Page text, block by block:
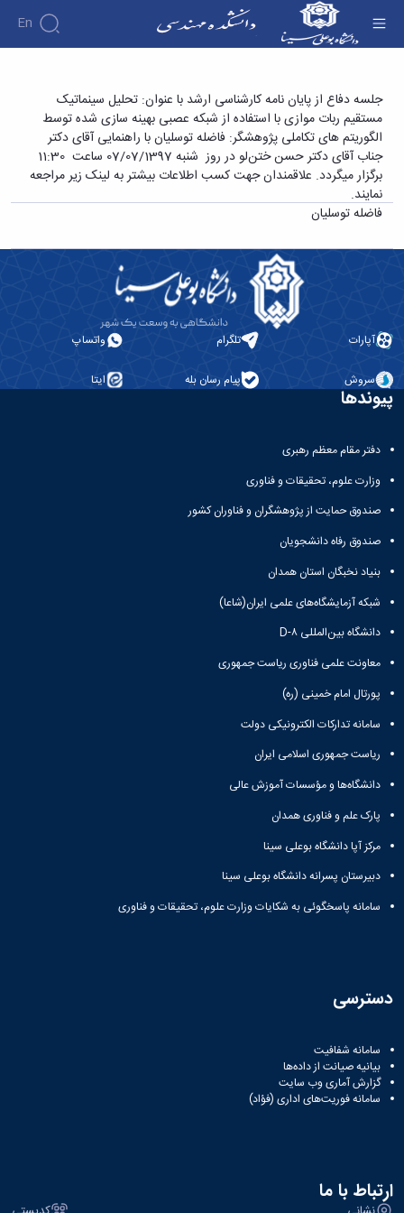
En
دانشکده
درباره
دانشکده
تاریخچه
ریاست
دانشکده
روسای
پیشین
سازمان
دانشکده
معاونت
آموزشی
معاونت
معاونت
تکمیلی
کمیته
منتخب
هیات
کمیته
ترفیع
شورای
فرهنگی
دانشکده
آموزش
دوره
کارشناسی
فرم
ها
و
آئین
آیین‌نامه‌های
تحصیلات
تکمیلی
ها
و
نامه
سمینارها
و
پایان
نامه
آیین‌نامه‌های
معاونت
آموزشی
پژوهش
پژوهش
هفته
پژوهش
کارگاه ها
ها
گروه
گروه
مواد
صنایع
گروه
کامپیوتر
پژوهش
های
مهندسی
صنایع
سیستم
تولید
of
Stress
Analysis
دفتر
صنعت
کارآموزی
مراکز
مرتبط
بنیاد
نخبگان
شرکت
های
نامه ها
و
آئین
نامه
نامه
های
پژوهشی
اساتید
اساتید
دانشکده
اساتید
آموزشی
گروه
آموزشی
مهندسی
مهندسی
صنایع
مهندسی
کامپیوتر
جلسه دفاع از پایان نامه کارشناسی ارشد با عنوان:
تحلیل سینماتیک مستقیم ربات موازی با استفاده از
شبکه عصبی بهینه سازی شده توسط الگوریتم های
تکاملی پژوهشگر: فاضله توسلیان - دانشکده فنی و
مهندسی
جلسه دفاع از پایان نامه کارشناسی ارشد با عنوان: تحلیل سینماتیک
مستقیم ربات موازی با استفاده از شبکه عصبی بهینه سازی شده توسط
الگوریتم های تکاملی پژوهشگر: فاضله توسلیان با راهنمایی آقای دکتر
جناب آقای دکتر حسن ختن­‌لو در روز شنبه 07/07/1397 ساعت 11:30
برگزار میگردد. علاقمندان جهت کسب اطلاعات بیشتر به لینک زیر مراجعه
نمایند.
فاضله توسلیان
آپارات تلگرام واتساپ
سروش پیام رسان بله ایتا
پیوندها
دفتر مقام معظم رهبری
وزارت علوم، تحقیقات و فناوری
صندوق حمایت از پژوهشگران و فناوران کشور
صندوق رفاه دانشجویان
بنیاد نخبگان استان همدان
شبکه آزمایشگاه‌های علمی ایران(شاعا)
دانشگاه بین‌المللی D-۸
معاونت علمی فناوری ریاست جمهوری
پورتال امام خمینی (ره)
سامانه تدارکات الکترونیکی دولت
ریاست جمهوری اسلامی ایران
دانشگاه‌ها و مؤسسات آموزش عالی
پارک علم و فناوری همدان
مرکز آپا دانشگاه بوعلی سینا
دبیرستان پسرانه دانشگاه بوعلی سینا
سامانه پاسخگوئی به شکایات وزارت علوم، تحقیقات و فناوری
دسترسی
سامانه شفافیت
بیانیه صیانت از داده‌ها
گزارش آماری وب‌ سایت
سامانه فوریت‌های اداری (فؤاد)
ارتباط با ما